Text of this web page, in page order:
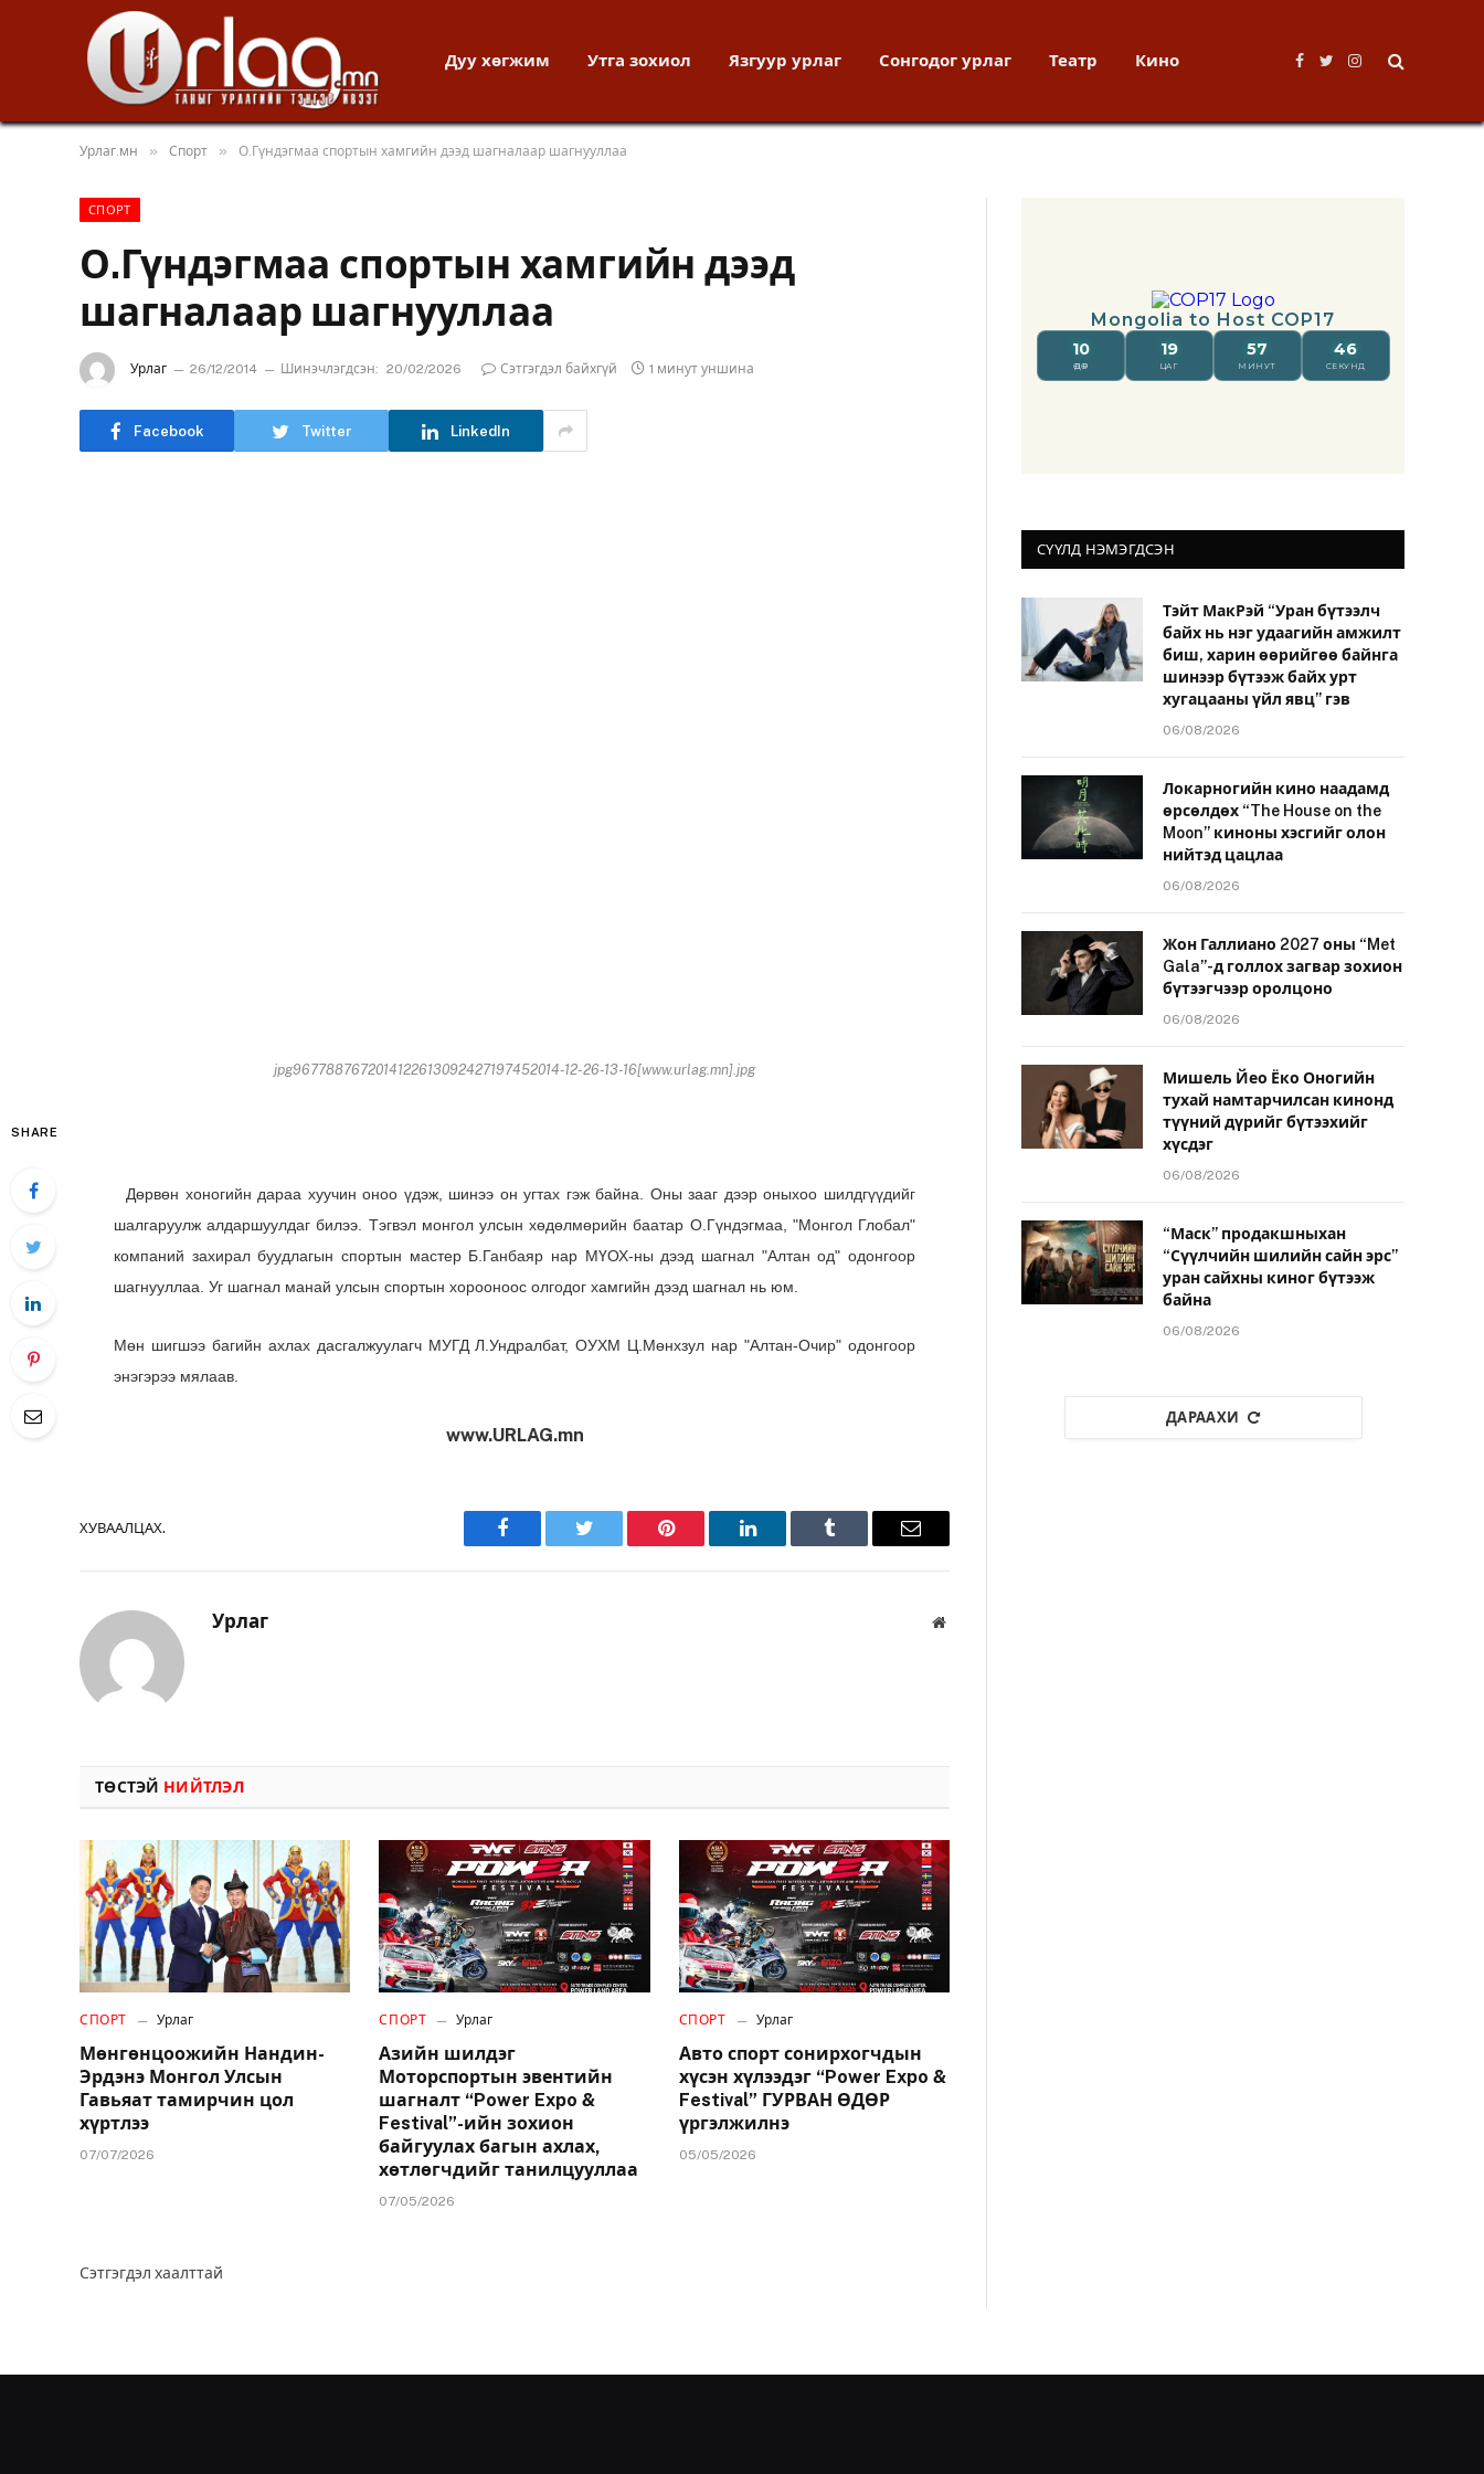
Дуу хөгжим Утга зохиол Язгуур урлаг Сонгодог урлаг Театр Кино
Facebook
TwitterInstagram
Урлаг.мн » Спорт » О.Гүндэгмаа спортын хамгийн дээд шагналаар шагнууллаа
СПОРТ
О.Гүндэгмаа спортын хамгийн дээд
шагналаар шагнууллаа
Урлаг 26/12/2014 Шинэчлэгдсэн: 20/02/2026 Сэтгэгдэл байхгүй 1 минут уншина
Facebook Twitter LinkedIn
jpg9677887672014122613092427197452014-12-26-13-16[www.urlag.mn].jpg
SHARE
Дөрвөн хоногийн дараа хуучин оноо үдэж, шинээ он угтах гэж байна. Оны зааг дээр оныхоо шилдгүүдийг
шалгаруулж алдаршуулдаг билээ. Тэгвэл монгол улсын хөдөлмөрийн баатар О.Гүндэгмаа, "Монгол Глобал"
компаний захирал буудлагын спортын мастер Б.Ганбаяр нар МҮОХ-ны дээд шагнал "Алтан од" одонгоор
шагнууллаа. Уг шагнал манай улсын спортын хорооноос олгодог хамгийн дээд шагнал нь юм.
Мөн шигшээ багийн ахлах дасгалжуулагч МУГД Л.Ундралбат, ОУХМ Ц.Мөнхзул нар "Алтан-Очир" одонгоор
энэгэрээ мялаав.
www.URLAG.mn
ХУВААЛЦАХ.
Facebook Twitter Pinterest LinkedIn Tumblr Имэйл
Урлаг Вэбсайт
ТӨСТЭЙ НИЙТЛЭЛ
СПОРТ Урлаг
Мөнгөнцоожийн Нандин-
Эрдэнэ Монгол Улсын
Гавьяат тамирчин цол
хүртлээ
07/07/2026
СПОРТ Урлаг
Азийн шилдэг
Моторспортын эвентийн
шагналт “Power Expo &
Festival”-ийн зохион
байгуулах багын ахлах,
хөтлөгчдийг танилцууллаа
07/05/2026
СПОРТ Урлаг
Авто спорт сонирхогчдын
хүсэн хүлээдэг “Power Expo &
Festival” ГУРВАН ӨДӨР
үргэлжилнэ
05/05/2026
Сэтгэгдэл хаалттай
СҮҮЛД НЭМЭГДСЭН
Тэйт МакРэй “Уран бүтээлч
байх нь нэг удаагийн амжилт
биш, харин өөрийгөө байнга
шинээр бүтээж байх урт
хугацааны үйл явц” гэв
06/08/2026
Локарногийн кино наадамд
өрсөлдөх “The House on the
Moon” киноны хэсгийг олон
нийтэд цацлаа
06/08/2026
Жон Галлиано 2027 оны “Met
Gala”-д голлох загвар зохион
бүтээгчээр оролцоно
06/08/2026
Мишель Йео Ёко Оногийн
тухай намтарчилсан кинонд
түүний дүрийг бүтээхийг
хүсдэг
06/08/2026
“Маск” продакшныхан
“Сүүлчийн шилийн сайн эрс”
уран сайхны киног бүтээж
байна
06/08/2026
ДАРААХИ